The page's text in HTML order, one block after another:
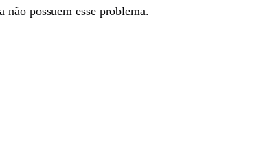
possuem esse problema.